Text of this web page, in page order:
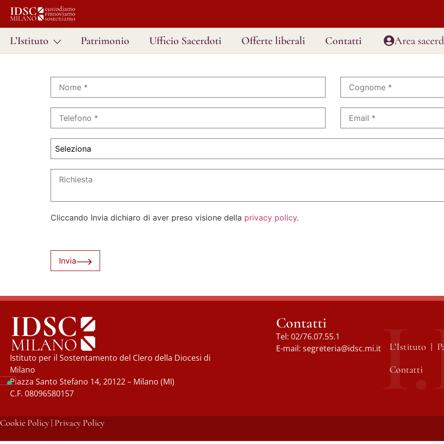
L’Istituto Patrimonio Ufficio Sacerdoti Offerte liberali Contatti Area
Seleziona
Cliccando Invia dichiaro di aver preso visione della privacy policy.
Invia
Istituto per il Sostentamento del Clero della Diocesi di
Milano
Piazza Santo Stefano 14, 20122 – Milano (MI)
C.F. 08096580157
Contatti
Tel: 02/76.07.55.1
E-mail: segreteria@idsc.mi.it L’Istituto
Contatti
Cookie Policy | Privacy Policy